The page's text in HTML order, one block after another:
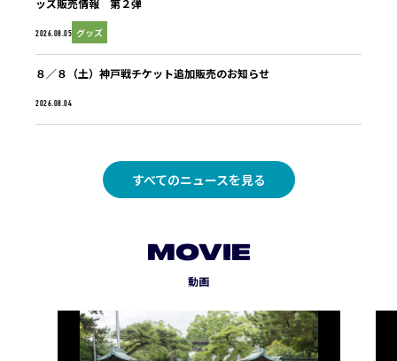
2026.08.05 グッズ
ッズ販売情報 第２弾
2026.08.04
８／８（土）神戸戦チケット追加販売のお知らせ
すべてのニュースを見る
MOVIE
動画